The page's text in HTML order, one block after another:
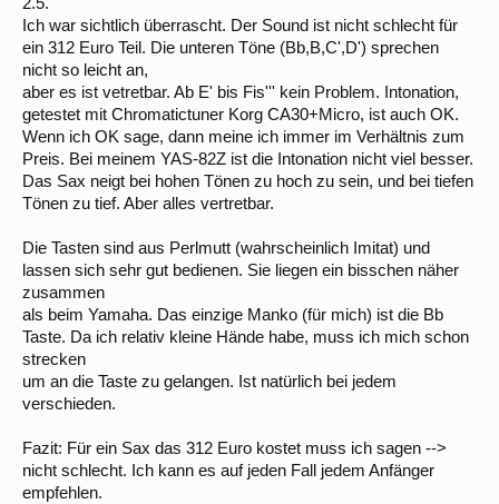
Ich war sichtlich überrascht. Der Sound ist nicht schlecht für
ein 312 Euro Teil. Die unteren Töne (Bb,B,C',D') sprechen
nicht so leicht an,
aber es ist vetretbar. Ab E' bis Fis''' kein Problem. Intonation,
getestet mit Chromatictuner Korg CA30+Micro, ist auch OK.
Wenn ich OK sage, dann meine ich immer im Verhältnis zum
Preis. Bei meinem YAS-82Z ist die Intonation nicht viel besser.
Das Sax neigt bei hohen Tönen zu hoch zu sein, und bei tiefen
Tönen zu tief. Aber alles vertretbar.
Die Tasten sind aus Perlmutt (wahrscheinlich Imitat) und
lassen sich sehr gut bedienen. Sie liegen ein bisschen näher
zusammen
als beim Yamaha. Das einzige Manko (für mich) ist die Bb
Taste. Da ich relativ kleine Hände habe, muss ich mich schon
strecken
um an die Taste zu gelangen. Ist natürlich bei jedem
verschieden.
Fazit: Für ein Sax das 312 Euro kostet muss ich sagen -->
nicht schlecht. Ich kann es auf jeden Fall jedem Anfänger
empfehlen.